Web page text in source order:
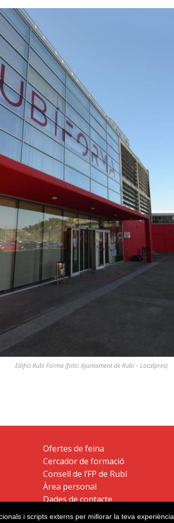
i scripts externs per millorar la teva experiència.
Edifici Rubí Forma (foto: Ajuntament de Rubí – Localpres)
Ofertes de feina
Cercador de formació
Consell de l’FP de Rubí
Àrea personal
Dades de contacte